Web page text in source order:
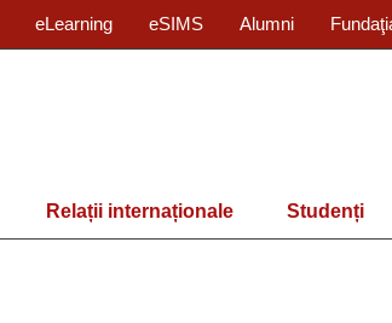
eLearning eSIMS Alumni
Relații internaționale Studenți